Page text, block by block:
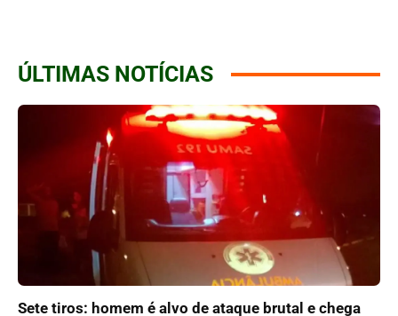
ÚLTIMAS NOTÍCIAS
Sete tiros: homem é alvo de ataque brutal e chega